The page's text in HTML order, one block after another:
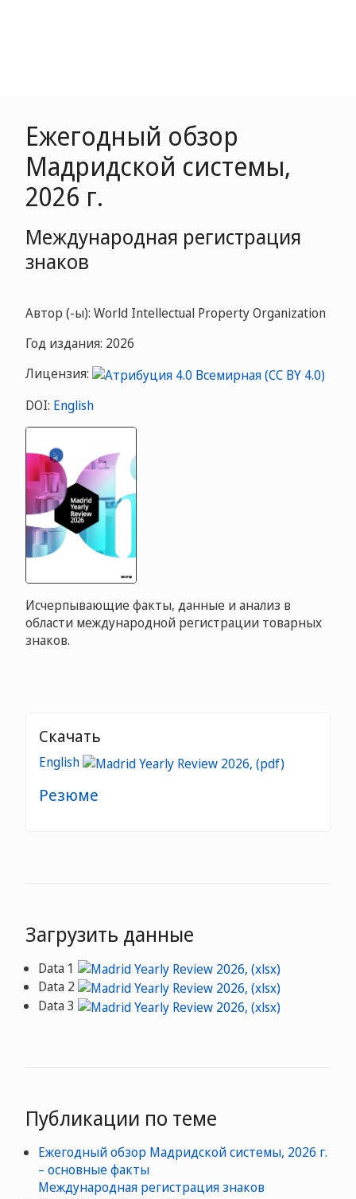
Ежегодный обзор
Мадридской системы,
2026 г.
Международная регистрация
знаков
Автор (-ы): World Intellectual Property Organization
Год издания: 2026
Лицензия:
DOI: English
Исчерпывающие факты, данные и анализ в
области международной регистрации товарных
знаков.
Скачать
English
Резюме
Загрузить данные
Data 1
Data 2
Data 3
Публикации по теме
Ежегодный обзор Мадридской системы, 2026 г.
– основные факты
Международная регистрация знаков